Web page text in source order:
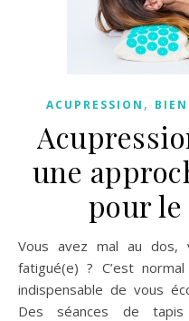
ACUPRESSION ,
une
pour
Vous avez mal au dos, vous vous sentez stressé(e),
fatigué(e) ? C’est
indispensable de vous
Des séances de tapis